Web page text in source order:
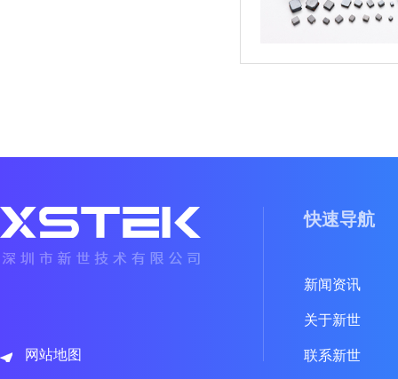
网站地图
快速导航
新闻资讯
关于新世
联系新世